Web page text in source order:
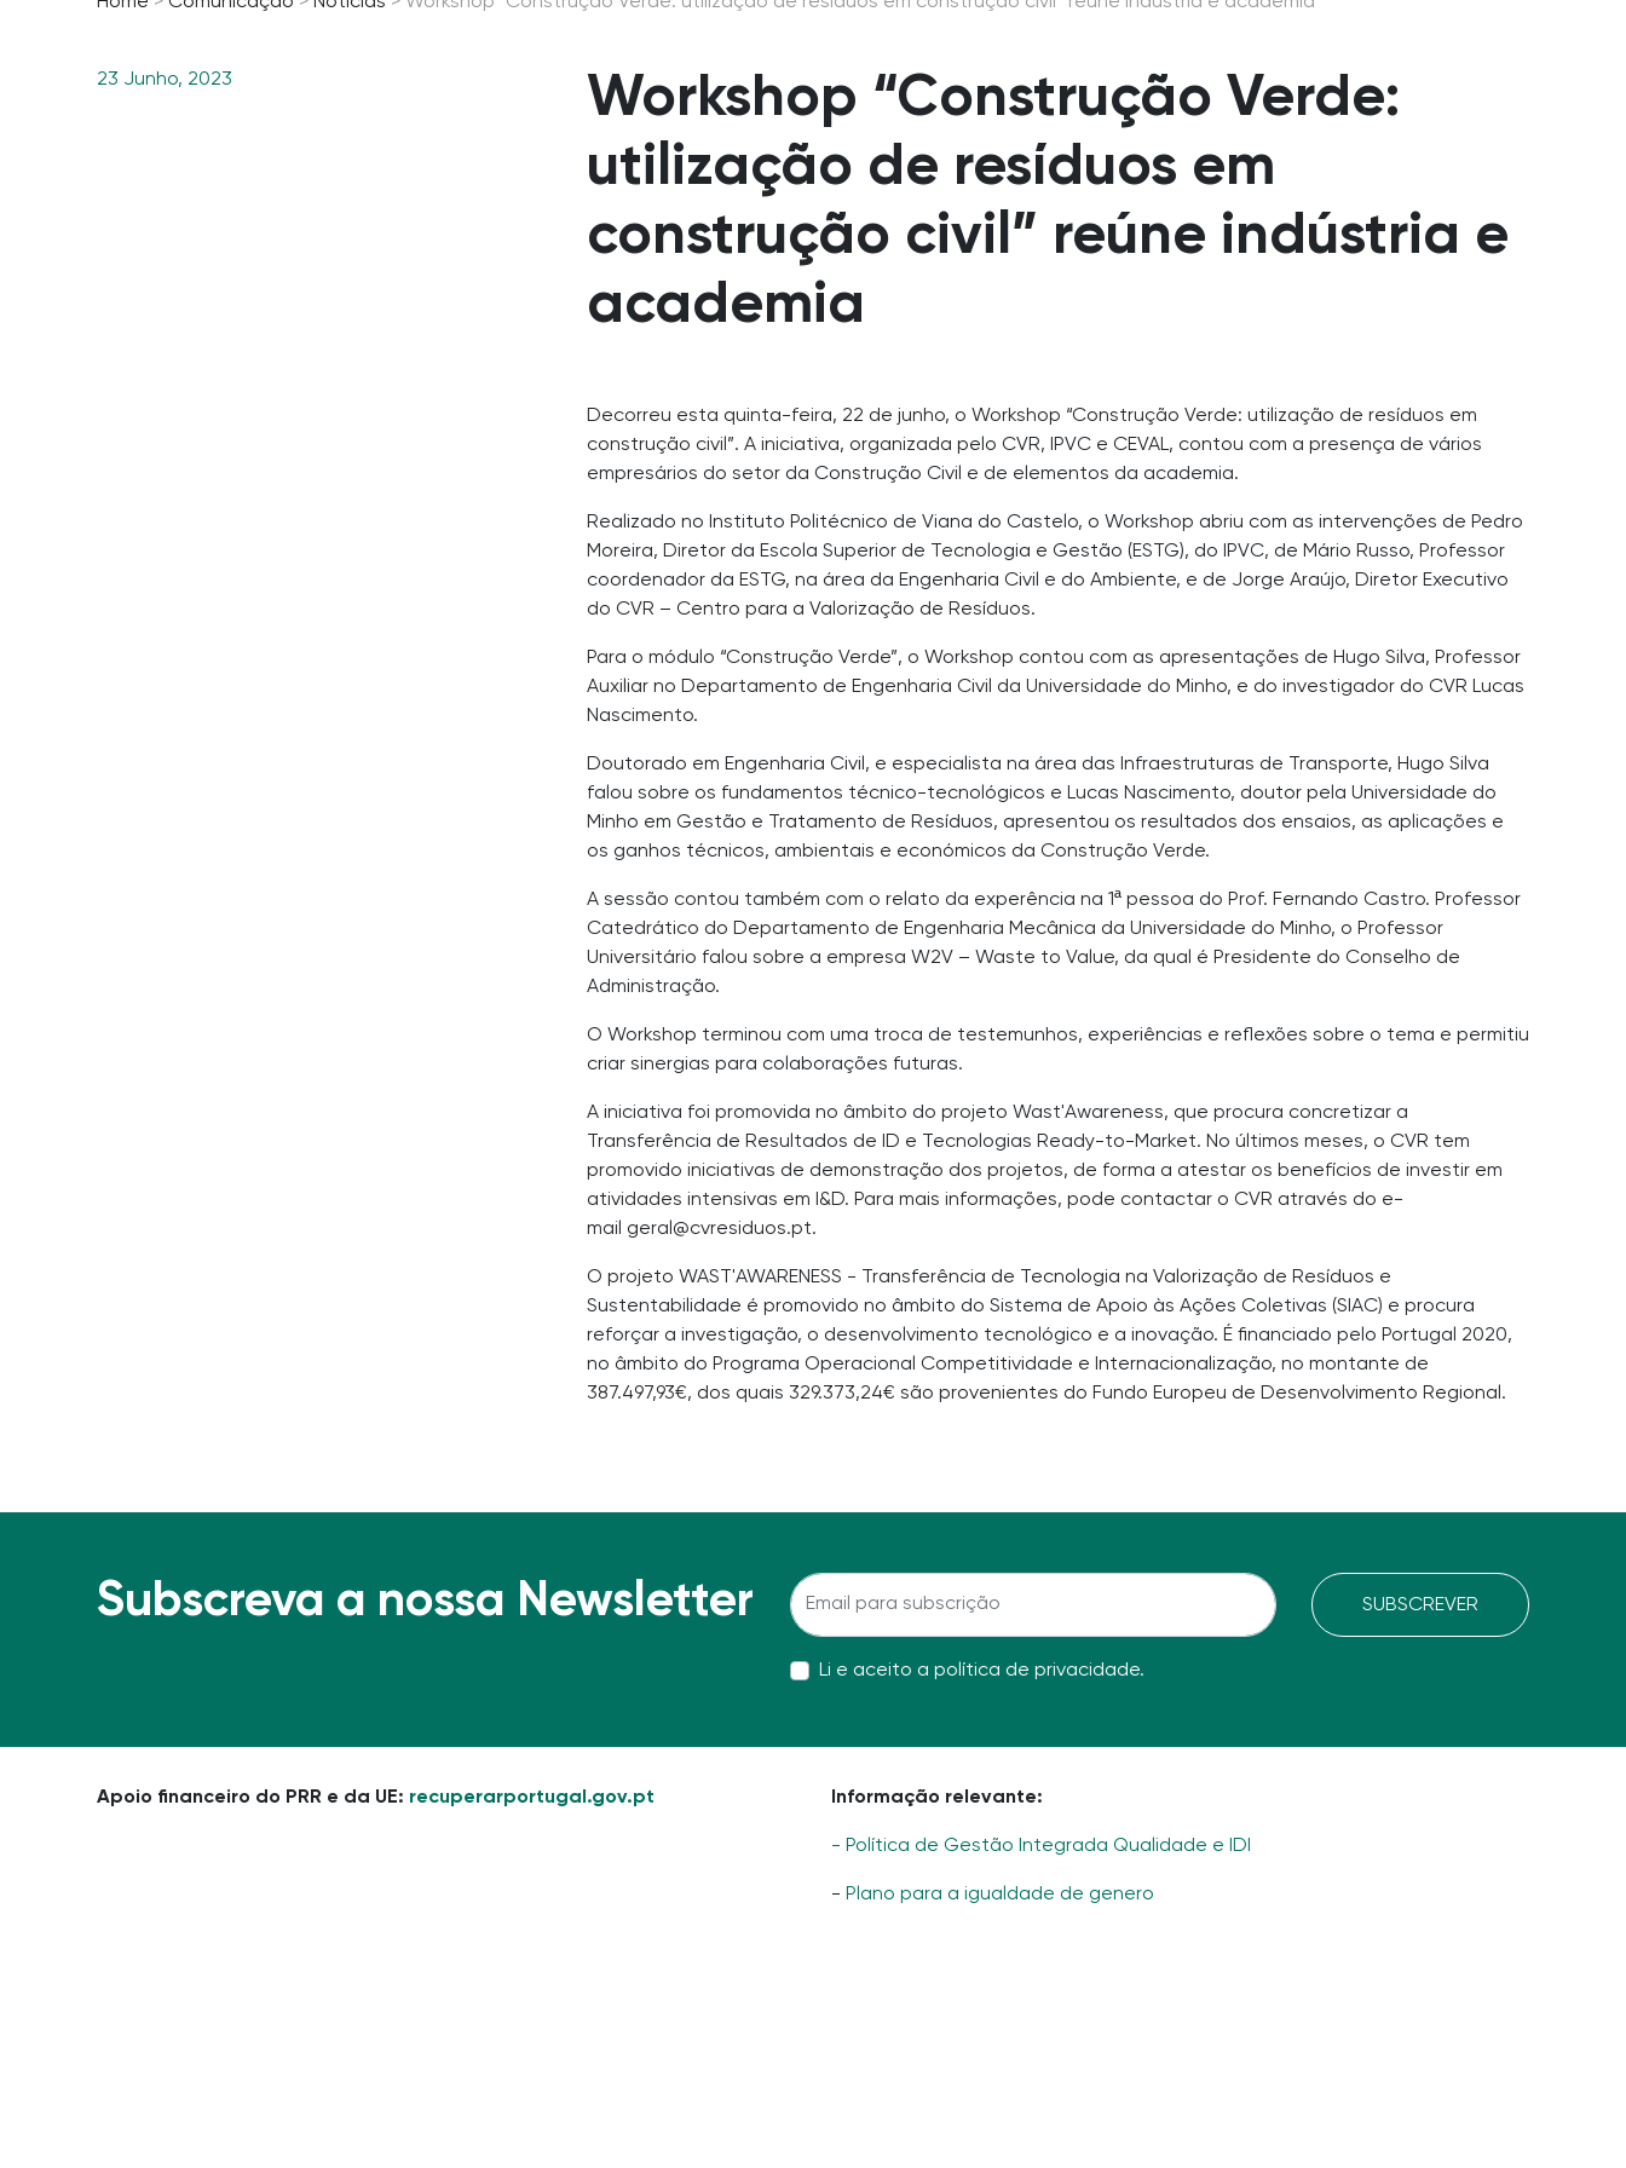
23 Junho, 2023
Workshop “Construção Verde:
utilização de resíduos em
construção civil” reúne indústria e
academia
Decorreu esta quinta-feira, 22 de junho, o Workshop “Construção Verde: utilização de resíduos em
construção civil”. A iniciativa, organizada pelo CVR, IPVC e CEVAL, contou com a presença de vários
empresários do setor da Construção Civil e de elementos da academia.
Realizado no Instituto Politécnico de Viana do Castelo, o Workshop abriu com as intervenções de Pedro
Moreira, Diretor da Escola Superior de Tecnologia e Gestão (ESTG), do IPVC, de Mário Russo, Professor
coordenador da ESTG, na área da Engenharia Civil e do Ambiente, e de Jorge Araújo, Diretor Executivo
do CVR – Centro para a Valorização de Resíduos.
Para o módulo “Construção Verde”, o Workshop contou com as apresentações de Hugo Silva, Professor
Auxiliar no Departamento de Engenharia Civil da Universidade do Minho, e do investigador do CVR Lucas
Nascimento.
Doutorado em Engenharia Civil, e especialista na área das Infraestruturas de Transporte, Hugo Silva
falou sobre os fundamentos técnico-tecnológicos e Lucas Nascimento, doutor pela Universidade do
Minho em Gestão e Tratamento de Resíduos, apresentou os resultados dos ensaios, as aplicações e
os ganhos técnicos, ambientais e económicos da Construção Verde.
A sessão contou também com o relato da experência na 1ª pessoa do Prof. Fernando Castro. Professor
Catedrático do Departamento de Engenharia Mecânica da Universidade do Minho, o Professor
Universitário falou sobre a empresa W2V – Waste to Value, da qual é Presidente do Conselho de
Administração.
O Workshop terminou com uma troca de testemunhos, experiências e reflexões sobre o tema e permitiu
criar sinergias para colaborações futuras.
A iniciativa foi promovida no âmbito do projeto Wast'Awareness, que procura concretizar a
Transferência de Resultados de ID e Tecnologias Ready-to-Market. No últimos meses, o CVR tem
promovido iniciativas de demonstração dos projetos, de forma a atestar os benefícios de investir em
atividades intensivas em I&D. Para mais informações, pode contactar o CVR através do e-
mail geral@cvresiduos.pt.
O projeto WAST'AWARENESS - Transferência de Tecnologia na Valorização de Resíduos e
Sustentabilidade é promovido no âmbito do Sistema de Apoio às Ações Coletivas (SIAC) e procura
reforçar a investigação, o desenvolvimento tecnológico e a inovação. É financiado pelo Portugal 2020,
no âmbito do Programa Operacional Competitividade e Internacionalização, no montante de
387.497,93€, dos quais 329.373,24€ são provenientes do Fundo Europeu de Desenvolvimento Regional.
Subscreva a nossa Newsletter
Li e aceito a política de privacidade.
SUBSCREVER
Apoio financeiro do PRR e da UE: recuperarportugal.gov.pt Informação relevante:
- Política de Gestão Integrada Qualidade e IDI
- Plano para a igualdade de genero